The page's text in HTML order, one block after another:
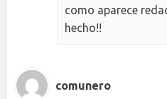
como aparece
hecho!!
comunero